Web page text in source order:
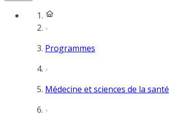
Programmes
Médecine et sciences de la santé